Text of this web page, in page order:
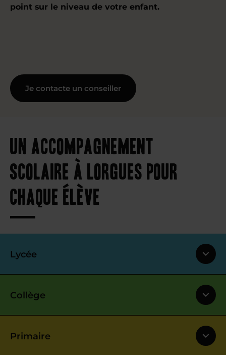
point sur le niveau de votre enfant.
Je contacte un conseiller
Un accompagnement
scolaire à Lorgues pour
chaque élève
Lycée
Collège
Primaire